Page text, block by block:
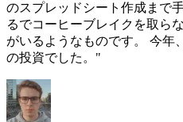
のスプレッドシート作成まで
るでコーヒーブレイクを取ら
がいるようなものです。 今年
の投資でした。 "